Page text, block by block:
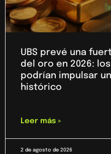
UBS prevé una
del oro en 2026:
podrían impulsar
histórico
Leer más »
2 de agosto de 2026